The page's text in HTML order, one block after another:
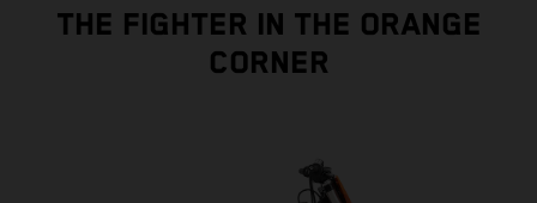
THE FIGHTER IN THE ORANGE
CORNER